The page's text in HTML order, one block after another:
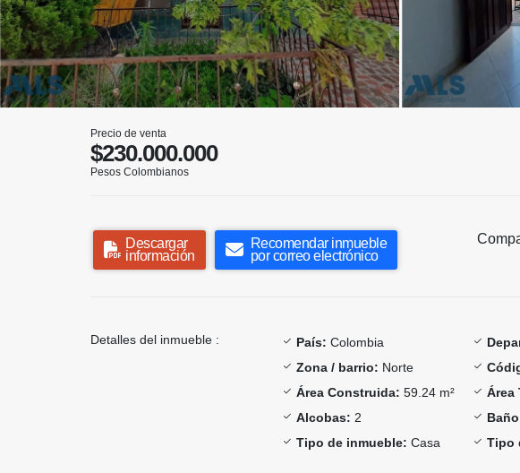
Precio de venta
$230.000.000
Pesos Colombianos
Descargar
información
Recomendar inmueble
por correo electrónico
Detalles del inmueble : País: Colombia
Zona / barrio: Norte
Área Construida: 59.24 m² Área
Alcobas: 2
Tipo de inmueble: Casa Tipo